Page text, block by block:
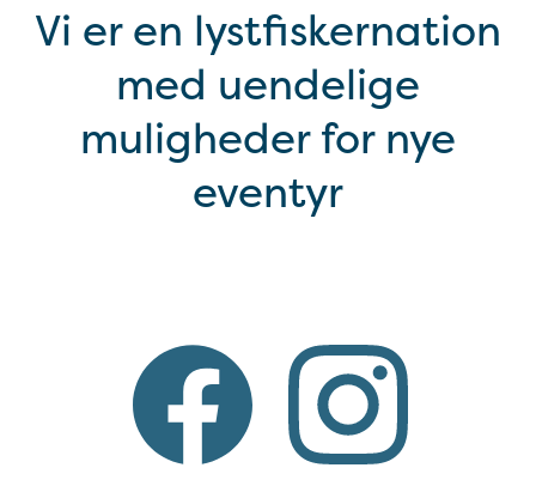
Vi er en lystfiskernation
med uendelige
muligheder for nye
eventyr